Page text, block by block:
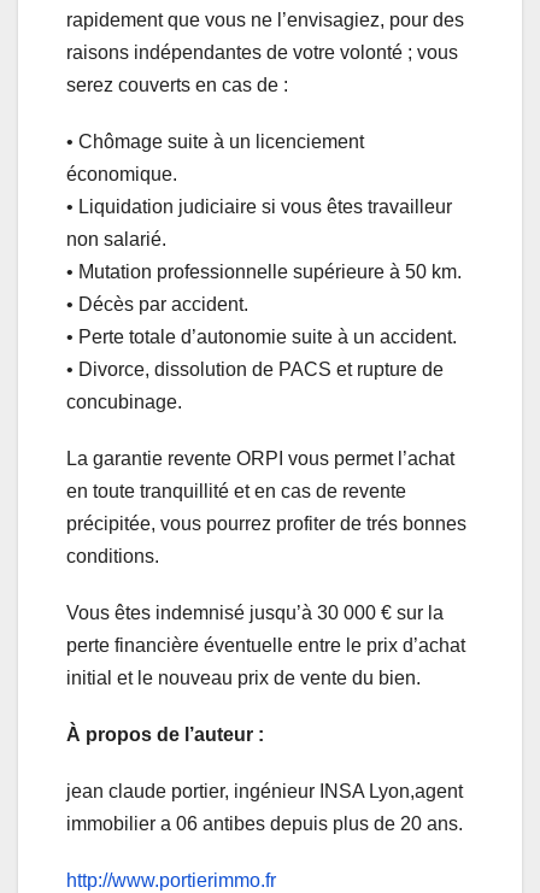
rapidement que vous ne l’envisagiez, pour des
raisons indépendantes de votre volonté ; vous
serez couverts en cas de :
• Chômage suite à un licenciement
économique.
• Liquidation judiciaire si vous êtes travailleur
non salarié.
• Mutation professionnelle supérieure à 50 km.
• Décès par accident.
• Perte totale d’autonomie suite à un accident.
• Divorce, dissolution de PACS et rupture de
concubinage.
La garantie revente ORPI vous permet l’achat
en toute tranquillité et en cas de revente
précipitée, vous pourrez profiter de trés bonnes
conditions.
Vous êtes indemnisé jusqu’à 30 000 € sur la
perte financière éventuelle entre le prix d’achat
initial et le nouveau prix de vente du bien.
À propos de l’auteur :
jean claude portier, ingénieur INSA Lyon,agent
immobilier a 06 antibes depuis plus de 20 ans.
http://www.portierimmo.fr